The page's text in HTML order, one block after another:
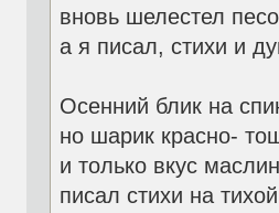
вновь шелестел
а я писал, стихи и
Осенний блик на
но шарик красно-
и только вкус
писал стихи на